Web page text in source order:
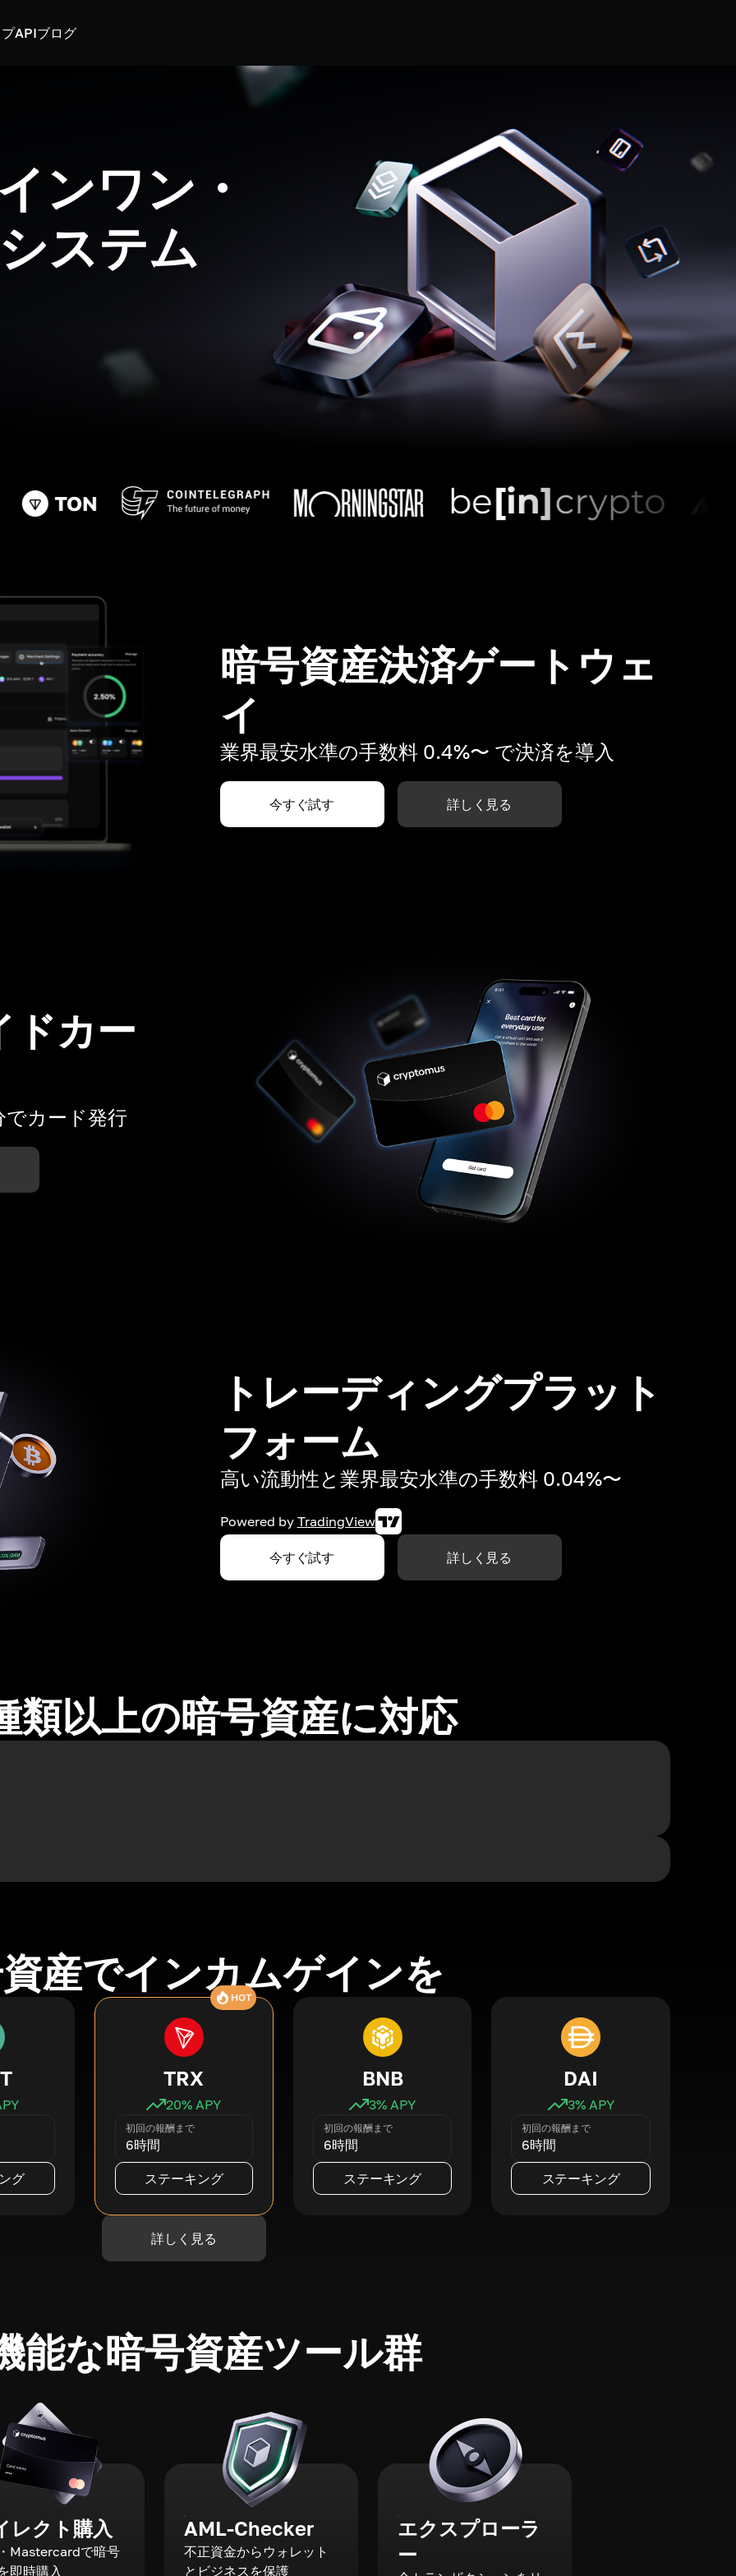
APIブログ
ンワン・
ステム
暗号資産決済ゲートウェ
イ
業界最安水準の手数料 0.4%〜 で決済を導入
今すぐ試す 詳しく見る
ドカー
でカード発行
トレーディングプラット
フォーム
高い流動性と業界最安水準の手数料 0.04%〜
Powered by TradingView
今すぐ試す 詳しく見る
類以上の暗号資産に対応
産でインカムゲインを
グ
HOT
TRX
20% APY
初回の報酬まで
6時間
ステーキング
BNB
3% APY
初回の報酬まで
6時間
ステーキング
DAI
3% APY
初回の報酬まで
6時間
ステーキング
詳しく見る
能な暗号資産ツール群
レクト購入
Mastercardで暗号
即時購入
AML-Checker
不正資金からウォレット
とビジネスを保護
エクスプローラ
ー